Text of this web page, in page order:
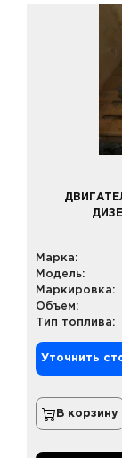
Марка:
Модель:
Маркировка:
Объем:
Тип топлива:
Уточнить
В корзину